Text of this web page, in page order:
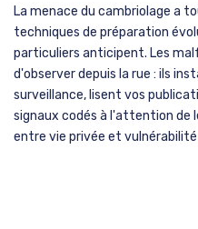
La menace du cambriolage a
techniques de préparation
particuliers anticipent. Les
d'observer depuis la rue : ils
surveillance, lisent vos
signaux codés à l'attention de
entre vie privée et